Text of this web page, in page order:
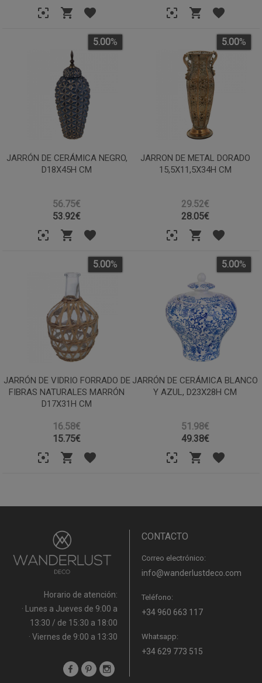
JARRÓN DE CERÁMICA NEGRO,
D18X45H CM
56.75€
5.00%
53.92€
JARRON DE METAL DORADO
15,5X11,5X34H CM
29.52€
5.00%
28.05€
JARRÓN DE VIDRIO FORRADO DE
FIBRAS NATURALES MARRÓN
D17X31H CM
16.58€
5.00%
15.75€
JARRÓN DE CERÁMICA BLANCO
Y AZUL, D23X28H CM
51.98€
5.00%
49.38€
Horario de atención:
· Lunes a Jueves de 9:00 a
13:30 / de 15:30 a 18:00
· Viernes de 9:00 a 13:30
CONTACTO
Correo electrónico:
info@wanderlustdeco.com
Teléfono:
+34 960 663 117
Whatsapp:
+34 629 773 515